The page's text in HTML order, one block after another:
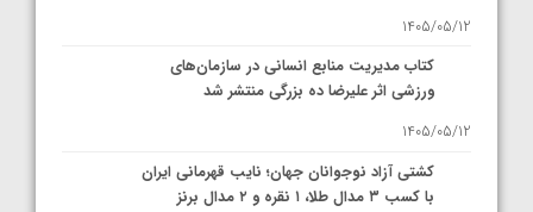
1405/05/12
کتاب مدیریت منابع انسانی در سازمان‌های
ورزشی اثر علیرضا ده بزرگی منتشر شد
1405/05/12
کشتی آزاد نوجوانان جهان؛ نایب قهرمانی ایران
با کسب ۳ مدال طلا، ۱ نقره و ۲ مدال برنز